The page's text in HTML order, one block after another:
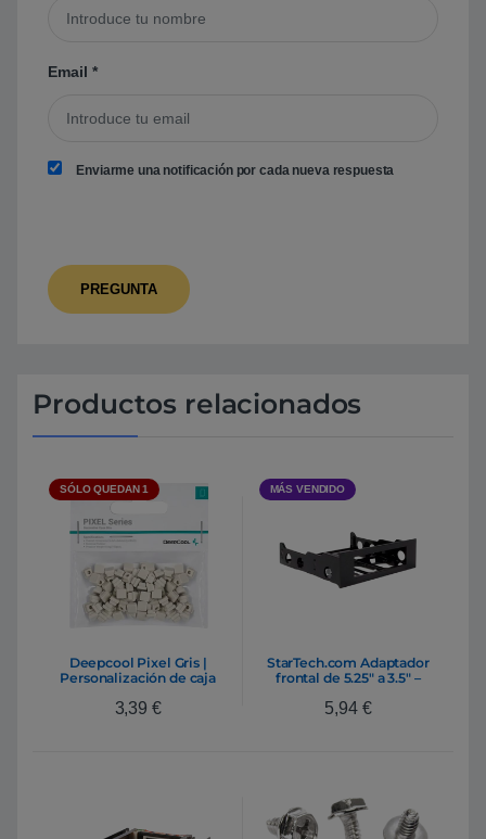
Email *
Enviarme una notificación por cada nueva respuesta
Productos relacionados
SÓLO QUEDAN 1
Deepcool Pixel Gris |
Personalización de caja
3,39 €
MÁS VENDIDO
StarTech.com Adaptador
frontal de 5.25″ a 3.5″ –
5,94 €